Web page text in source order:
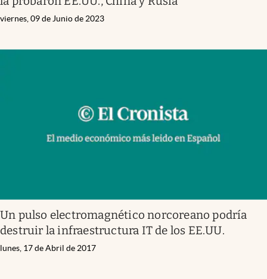
viernes, 09 de Junio de 2023
Un pulso electromagnético norcoreano podría
destruir la infraestructura IT de los EE.UU.
lunes, 17 de Abril de 2017